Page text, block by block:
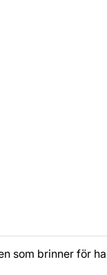
som brinner för